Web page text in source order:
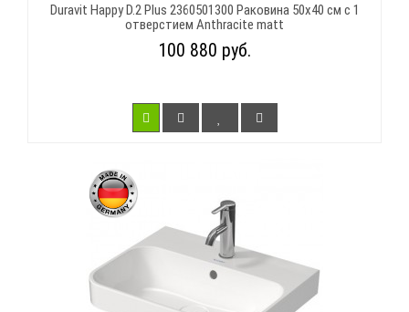
Duravit Happy D.2 Plus 2360501300 Раковина 50х40 см с 1
отверстием Anthracite matt
100 880 руб.